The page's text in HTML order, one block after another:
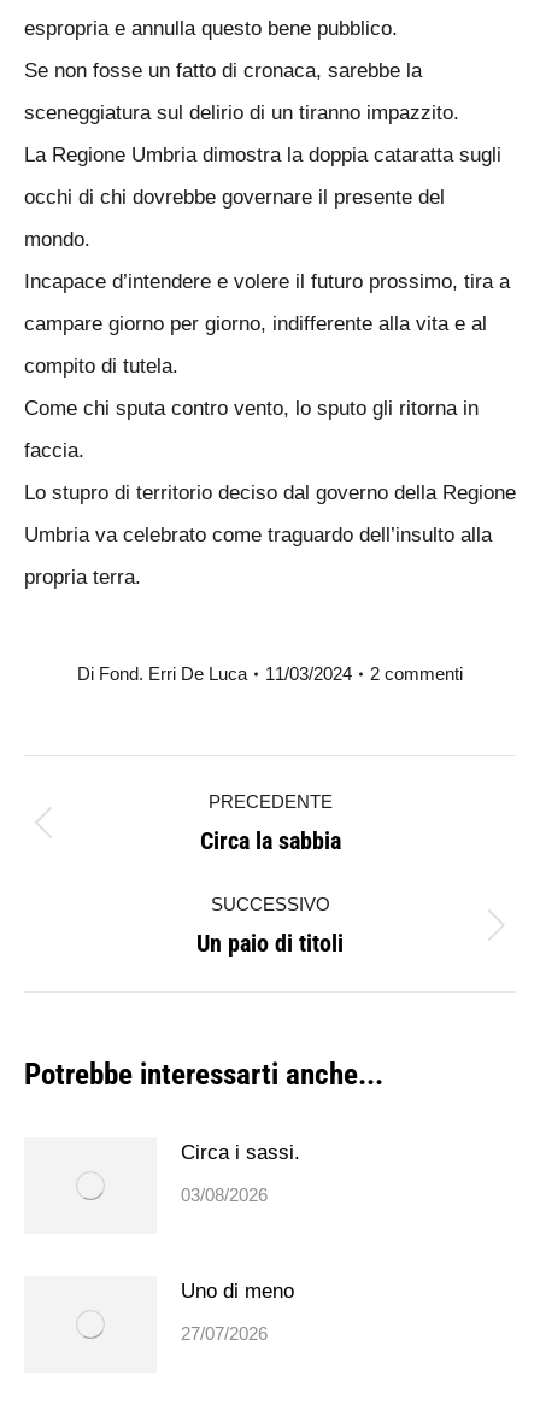
espropria e annulla questo bene pubblico.
Se non fosse un fatto di cronaca, sarebbe la
sceneggiatura sul delirio di un tiranno impazzito.
La Regione Umbria dimostra la doppia cataratta sugli
occhi di chi dovrebbe governare il presente del
mondo.
Incapace d’intendere e volere il futuro prossimo, tira a
campare giorno per giorno, indifferente alla vita e al
compito di tutela.
Come chi sputa contro vento, lo sputo gli ritorna in
faccia.
Lo stupro di territorio deciso dal governo della Regione
Umbria va celebrato come traguardo dell’insulto alla
propria terra.
Di Fond. Erri De Luca 11/03/2024 2 commenti
tra
PRECEDENTE
Post
Circa la sabbia
SUCCESSIVO
Prossimo
post:
Un paio di titoli
Potrebbe interessarti anche...
Circa i sassi.
03/08/2026
Uno di meno
27/07/2026